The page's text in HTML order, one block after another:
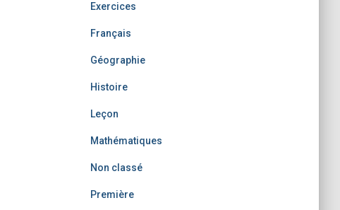
Exercices
Français
Géographie
Histoire
Leçon
Mathématiques
Non classé
Première